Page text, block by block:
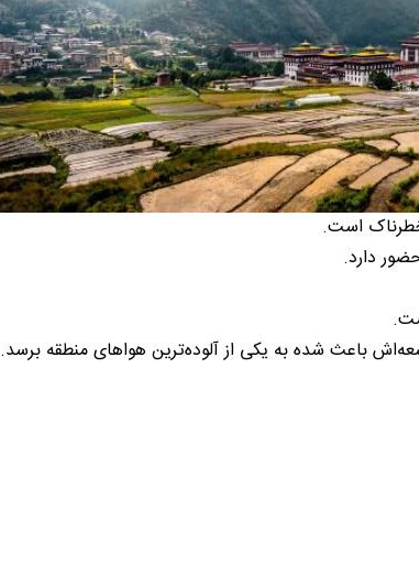
خطرناک است.
دارد.
باعث شده به یکی از آلوده‌ترین هواهای منطقه برسد.